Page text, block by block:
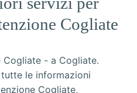
Cogliate